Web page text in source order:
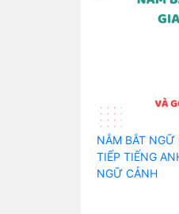
NẮM BẮT NGỮ
TIẾP TIẾNG
NGỮ CẢNH